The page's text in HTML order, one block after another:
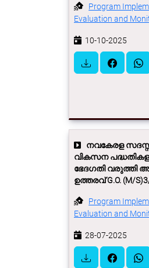
Program
Evaluation and
10-10-2025
നവകേരള
വികസന
ഭേദഗതി വരുത്തി
ഉത്തരവ് G.O. (M/
Program
Evaluation and
28-07-2025